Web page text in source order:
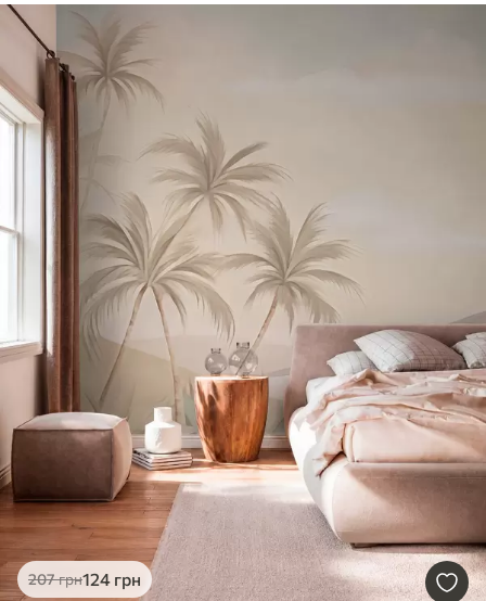
207грн124 грн